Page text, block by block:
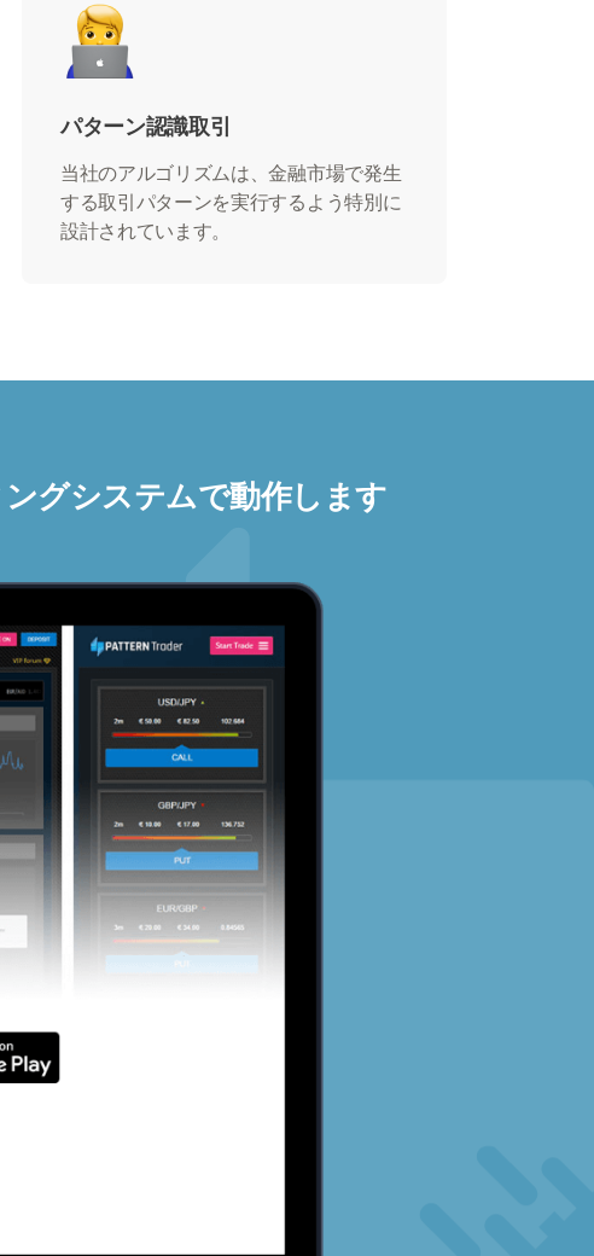
パターン認識取引
当社のアルゴリズムは、金融市場で発生
する取引パターンを実行するよう特別に
設計されています。
グシステムで動作します